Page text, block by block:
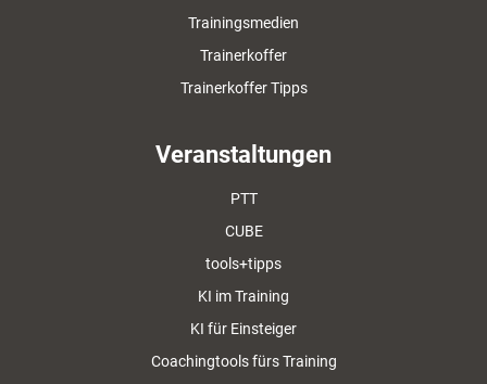
Trainingsmedien
Trainerkoffer
Trainerkoffer Tipps
Veranstaltungen
PTT
CUBE
tools+tipps
KI im Training
KI für Einsteiger
Coachingtools fürs Training